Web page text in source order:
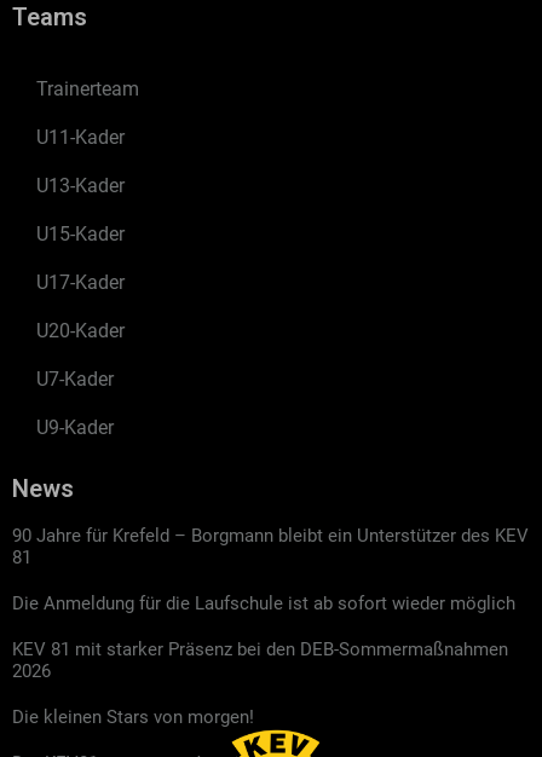
Teams
Trainerteam
U11-Kader
U13-Kader
U15-Kader
U17-Kader
U20-Kader
U7-Kader
U9-Kader
News
90 Jahre für Krefeld – Borgmann bleibt ein Unterstützer des KEV
81
Die Anmeldung für die Laufschule ist ab sofort wieder möglich
KEV 81 mit starker Präsenz bei den DEB-Sommermaßnahmen
2026
Die kleinen Stars von morgen!